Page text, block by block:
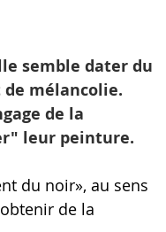
semble dater du
mélancolie.
de la
leur peinture.
du noir», au sens
de la